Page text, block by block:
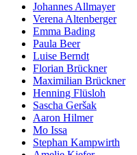
Johannes Allmayer
Verena Altenberger
Emma Bading
Paula Beer
Luise Berndt
Florian Brückner
Maximilian Brückner
Henning Flüsloh
Sascha Geršak
Aaron Hilmer
Mo Issa
Stephan Kampwirth